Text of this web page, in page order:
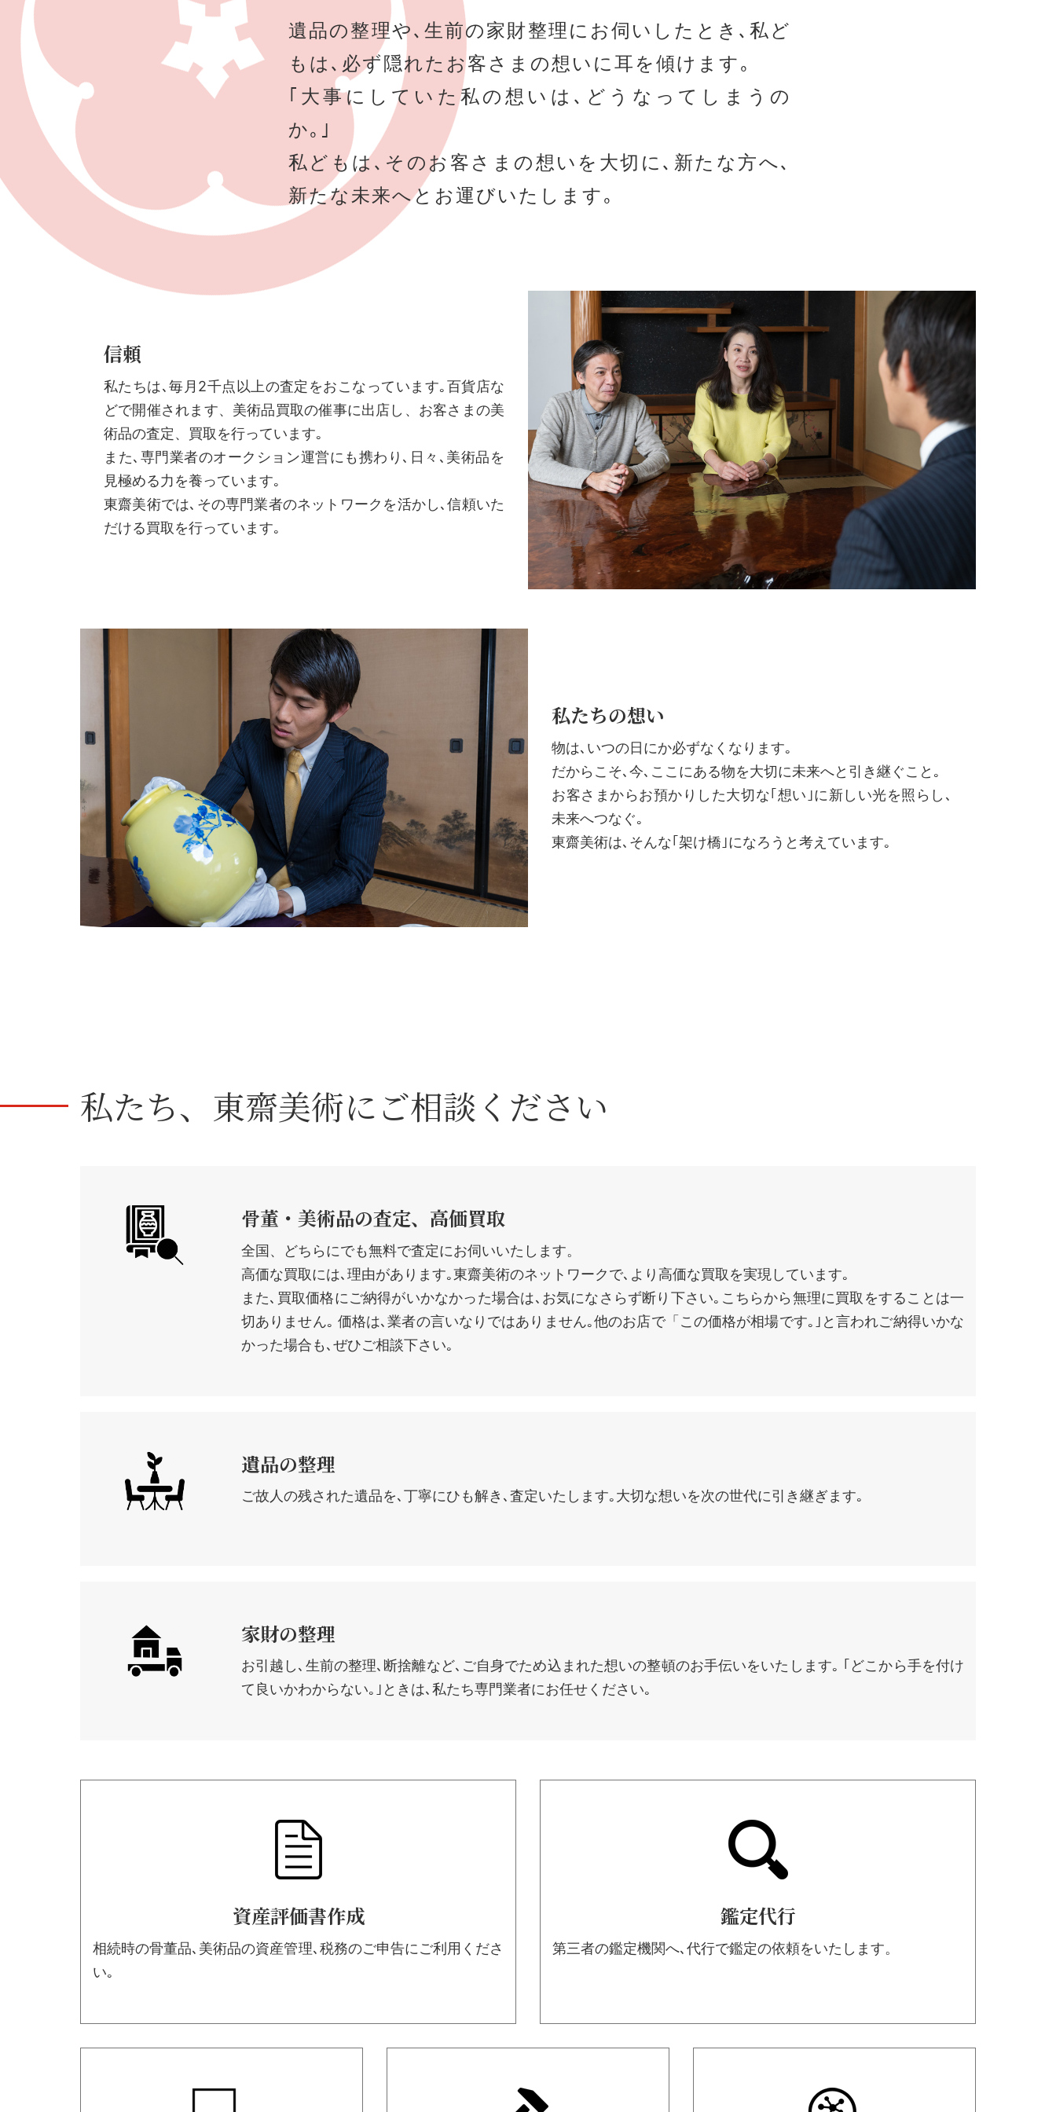
遺品の整理や､生前の家財整理にお伺いしたとき､私ど
もは､必ず隠れたお客さまの想いに耳を傾けます｡
｢大事にしていた私の想いは､どうなってしまうの
か｡｣
私どもは､そのお客さまの想いを大切に､新たな方へ､
新たな未来へとお運びいたします｡
信頼
私たちは､毎月2千点以上の査定をおこなっています｡百貨店な
どで開催されます、美術品買取の催事に出店し、お客さまの美
術品の査定、買取を行っています｡
また､専門業者のオークション運営にも携わり､日々､美術品を
見極める力を養っています｡
東齋美術では､その専門業者のネットワークを活かし､信頼いた
だける買取を行っています｡
私たちの想い
物は､いつの日にか必ずなくなります｡
だからこそ､今､ここにある物を大切に未来へと引き継ぐこと｡
お客さまからお預かりした大切な｢想い｣に新しい光を照らし､
未来へつなぐ｡
東齋美術は､そんな｢架け橋｣になろうと考えています｡
私たち、 東齋美術にご相談ください
骨董・美術品の査定、高価買取
全国、どちらにでも無料で査定にお伺いいたします。
高価な買取には､理由があります｡東齋美術のネットワークで､より高価な買取を実現しています｡
また､買取価格にご納得がいかなかった場合は､お気になさらず断り下さい｡こちらから無理に買取をすることは一
切ありません｡ 価格は､業者の言いなりではありません｡他のお店で「この価格が相場です｡｣と言われご納得いかな
かった場合も､ぜひご相談下さい｡
遺品の整理
ご故人の残された遺品を､丁寧にひも解き､査定いたします｡大切な想いを次の世代に引き継ぎます｡
家財の整理
お引越し､生前の整理､断捨離など､ご自身でため込まれた想いの整頓のお手伝いをいたします｡ ｢どこから手を付け
て良いかわからない｡｣ときは､私たち専門業者にお任せください｡
資産評価書作成
相続時の骨董品､美術品の資産管理､税務のご申告にご利用くださ
い｡
鑑定代行
第三者の鑑定機関へ､代行で鑑定の依頼をいたします。